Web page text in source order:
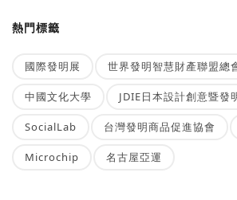
熱門標籤
國際發明展 世界發明智慧財產聯盟總
中國文化大學 JDIE日本設計創意暨發
SocialLab 台灣發明商品促進協會
Microchip 名古屋亞運